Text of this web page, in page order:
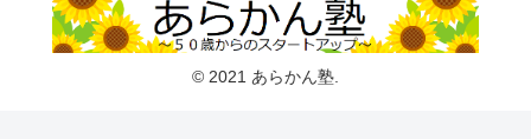
© 2021 あらかん塾.